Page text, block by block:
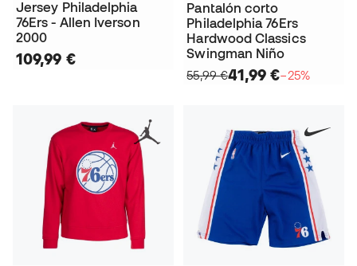
Jersey Philadelphia
76Ers - Allen Iverson
2000
109,99 €
Pantalón corto
Philadelphia 76Ers
Hardwood Classics
Swingman Niño
55,99 €41,99 €−25%